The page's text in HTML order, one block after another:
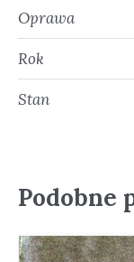
Oprawa
Rok
Stan
Podobne